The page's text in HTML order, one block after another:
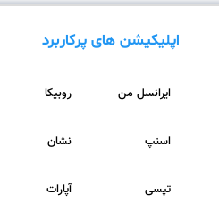
اپلیکیشن های پرکاربرد
روبیکا ایرانسل من
نشان اسنپ
آپارات تپسی